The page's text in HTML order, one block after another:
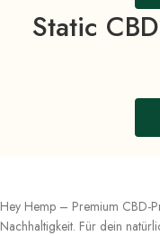
Static
Hey Hemp – Premium CBD-
Nachhaltigkeit. Für dein